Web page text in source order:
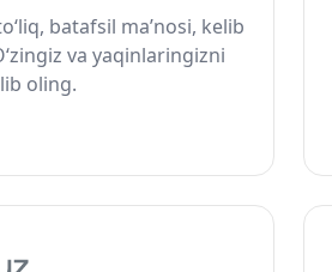
batafsil ma’nosi, kelib
va yaqinlaringizni
oling.